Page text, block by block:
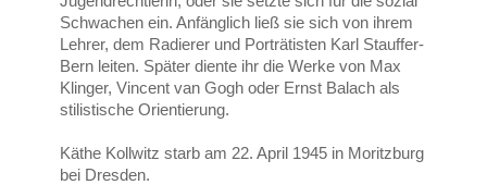
Schwachen ein. Anfänglich ließ sie sich von ihrem
Lehrer, dem Radierer und Porträtisten Karl Stauffer-
Bern leiten. Später diente ihr die Werke von Max
Klinger, Vincent van Gogh oder Ernst Balach als
stilistische Orientierung.
Käthe Kollwitz starb am 22. April 1945 in Moritzburg
bei Dresden.